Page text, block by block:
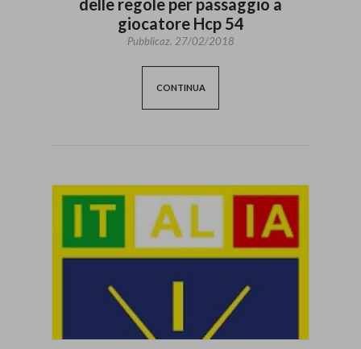
giocatore Hcp 54
Pubblicaz. 27/02/2018
CONTINUA